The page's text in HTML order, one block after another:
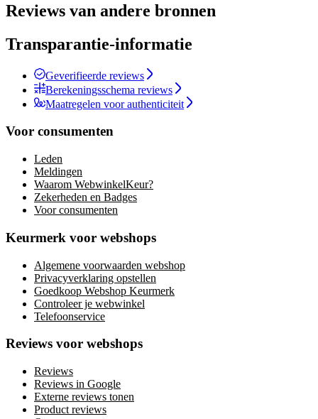
Reviews van andere bronnen
Transparantie-informatie
Geverifieerde reviews
Berekeningsschema reviews
Maatregelen voor authenticiteit
Voor consumenten
Leden
Meldingen
Waarom WebwinkelKeur?
Zekerheden en Badges
Voor consumenten
Keurmerk voor webshops
Algemene voorwaarden webshop
Privacyverklaring opstellen
Goedkoop Webshop Keurmerk
Controleer je webwinkel
Telefoonservice
Reviews voor webshops
Reviews
Reviews in Google
Externe reviews tonen
Product reviews